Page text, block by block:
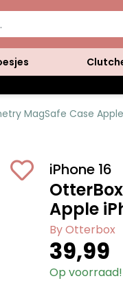
MagSafe Case
iPhone 16
Apple
By Otterbox
39,99
Op voorraad!